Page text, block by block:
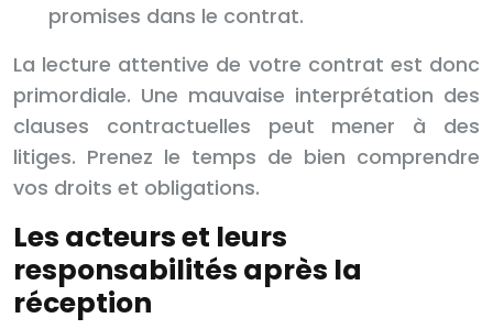
promises dans le contrat.
La lecture attentive de votre contrat est donc
primordiale. Une mauvaise interprétation des
clauses contractuelles peut mener à des
litiges. Prenez le temps de bien comprendre
vos droits et obligations.
Les acteurs et leurs
responsabilités après la
réception